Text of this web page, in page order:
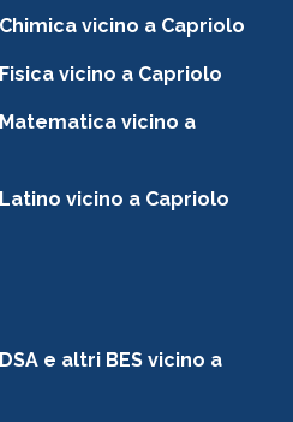
vicino a Capriolo
vicino a Capriolo
vicino a
vicino a Capriolo
e altri BES vicino a